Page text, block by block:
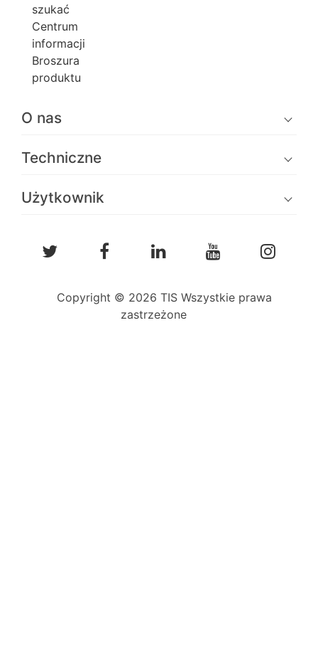
szukać
Centrum
informacji
Broszura
produktu
O nas
Techniczne
Użytkownik
Copyright © 2026 TIS Wszystkie prawa
zastrzeżone